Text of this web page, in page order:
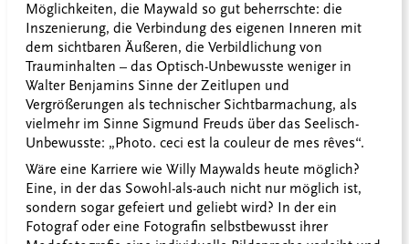
Möglichkeiten, die Maywald so gut beherrschte: die
Inszenierung, die Verbindung des eigenen Inneren mit
dem sichtbaren Äußeren, die Verbildlichung von
Trauminhalten – das Optisch-Unbewusste weniger in
Walter Benjamins Sinne der Zeitlupen und
Vergrößerungen als technischer Sichtbarmachung, als
vielmehr im Sinne Sigmund Freuds über das Seelisch-
Unbewusste: „Photo. ceci est la couleur de mes rêves“.
Wäre eine Karriere wie Willy Maywalds heute möglich?
Eine, in der das Sowohl-als-auch nicht nur möglich ist,
sondern sogar gefeiert und geliebt wird? In der ein
Fotograf oder eine Fotografin selbstbewusst ihrer